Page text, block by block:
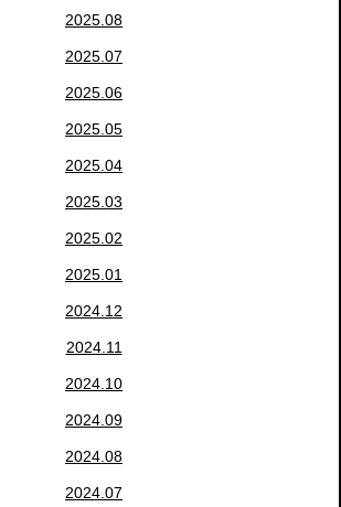
2025.08
2025.07
2025.06
2025.05
2025.04
2025.03
2025.02
2025.01
2024.12
2024.11
2024.10
2024.09
2024.08
2024.07